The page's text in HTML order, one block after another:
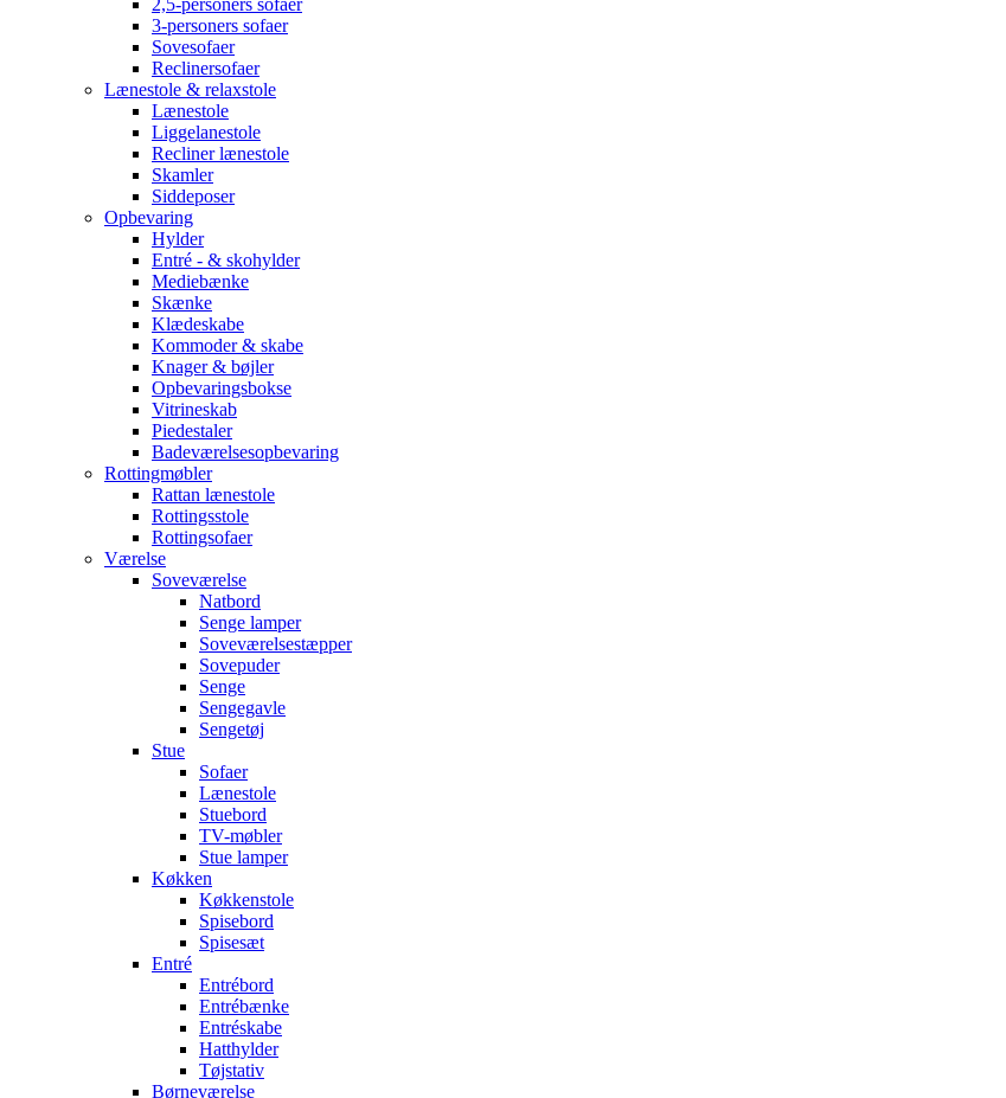
2,5-personers sofaer
3-personers sofaer
Sovesofaer
Reclinersofaer
Lænestole & relaxstole
Lænestole
Liggelanestole
Recliner lænestole
Skamler
Siddeposer
Opbevaring
Hylder
Entré - & skohylder
Mediebænke
Skænke
Klædeskabe
Kommoder & skabe
Knager & bøjler
Opbevaringsbokse
Vitrineskab
Piedestaler
Badeværelsesopbevaring
Rottingmøbler
Rattan lænestole
Rottingsstole
Rottingsofaer
Værelse
Soveværelse
Natbord
Senge lamper
Soveværelsestæpper
Sovepuder
Senge
Sengegavle
Sengetøj
Stue
Sofaer
Lænestole
Stuebord
TV-møbler
Stue lamper
Køkken
Køkkenstole
Spisebord
Spisesæt
Entré
Entrébord
Entrébænke
Entréskabe
Hatthylder
Tøjstativ
Børneværelse